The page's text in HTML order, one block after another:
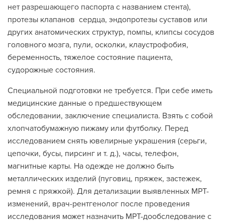
нет разрешающего паспорта с названием стента),
протезы клапанов сердца, эндопротезы суставов или
других анатомических структур, помпы, клипсы сосудов
головного мозга, пули, осколки, клаустрофобия,
беременность, тяжелое состояние пациента,
судорожные состояния.
Специальной подготовки не требуется. При себе иметь
медицинские данные о предшествующем
обследовании, заключение специалиста. Взять с собой
хлопчатобумажную пижаму или футболку. Перед
исследованием снять ювелирные украшения (серьги,
цепочки, бусы, пирсинг и т. д.), часы, телефон,
магнитные карты. На одежде не должно быть
металлических изделий (пуговиц, пряжек, застежек,
ремня с пряжкой). Для детализации выявленных МРТ-
изменений, врач-рентгенолог после проведения
исследования может назначить МРТ-дообследование с